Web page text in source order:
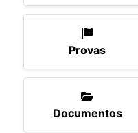
Provas
Documentos